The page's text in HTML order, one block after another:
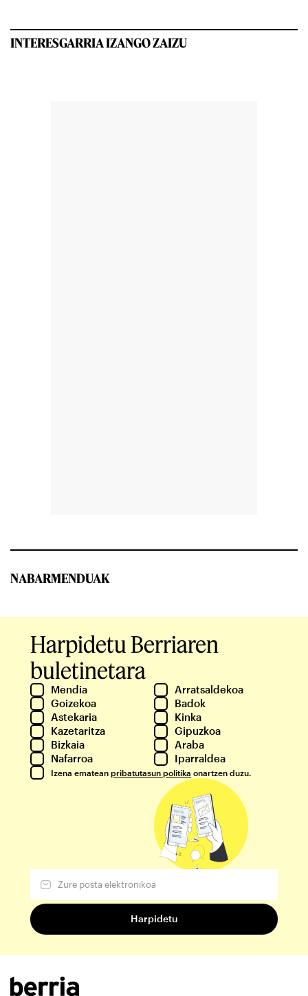
INTERESGARRIA IZANGO ZAIZU
NABARMENDUAK
Harpidetu Berriaren
buletinetara
Mendia
Arratsaldekoa
Goizekoa
Badok
Astekaria
Kinka
Kazetaritza
Gipuzkoa
Bizkaia
Araba
Nafarroa
Iparraldea
Izena ematean pribatutasun politika onartzen duzu.